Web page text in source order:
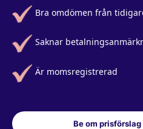
Bra omdömen från
Saknar
Är momsregistrerad
Be om